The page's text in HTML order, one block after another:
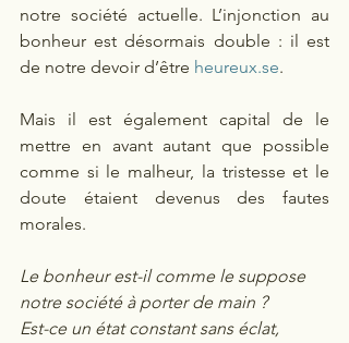
notre société actuelle. L’injonction au
bonheur est désormais double : il est
de notre devoir d’être heureux.se.
Mais il est également capital de le
mettre en avant autant que possible
comme si le malheur, la tristesse et le
doute étaient devenus des fautes
morales.
Le bonheur est-il comme le suppose
notre société à porter de main ?
Est-ce un état constant sans éclat,